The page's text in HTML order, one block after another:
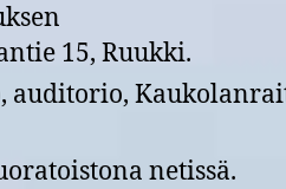
15, Ruukki.
auditorio,
netissä.